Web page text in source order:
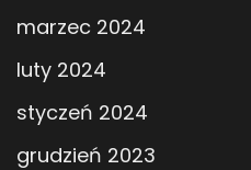
marzec 2024
luty 2024
styczeń 2024
grudzień 2023